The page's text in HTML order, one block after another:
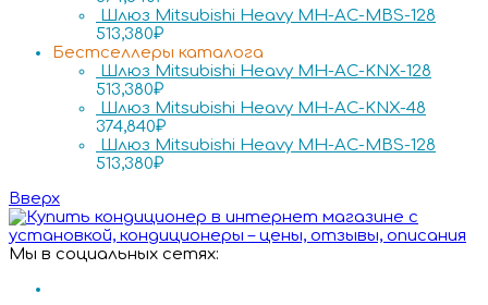
Шлюз Mitsubishi Heavy MH-AC-MBS-128
513,380₽
Бестселлеры каталога
Шлюз Mitsubishi Heavy MH-AC-KNX-128
513,380₽
Шлюз Mitsubishi Heavy MH-AC-KNX-48
374,840₽
Шлюз Mitsubishi Heavy MH-AC-MBS-128
513,380₽
Вверх
Мы в социальных сетях: